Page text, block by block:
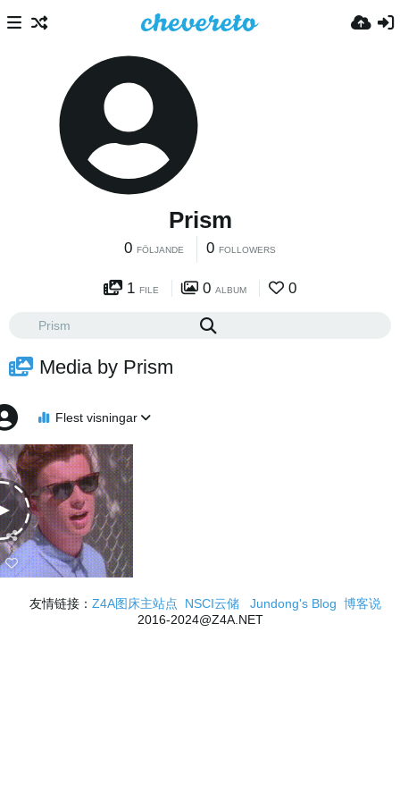
Prism
0 FÖLJANDE 0 FOLLOWERS
1 FILE 0 ALBUM 0
Media by Prism
Flest visningar
友情链接： Z4A图床主站点 NSCI云储 Jundong's Blog 博客说
2016-2024@Z4A.NET